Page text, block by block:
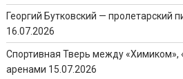
Георгий Бутковский — пролетарский
16.07.2026
Спортивная Тверь между
аренами 15.07.2026